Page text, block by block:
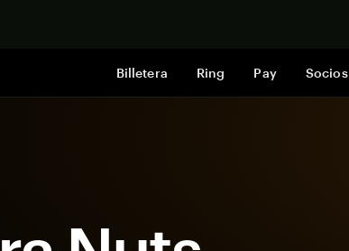
Billetera Ring Pay Socios